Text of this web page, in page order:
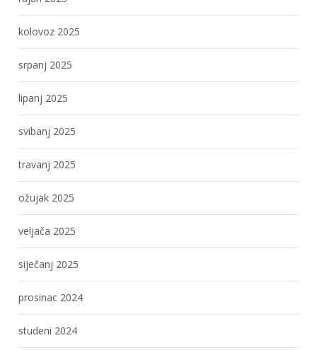
kolovoz 2025
srpanj 2025
lipanj 2025
svibanj 2025
travanj 2025
ožujak 2025
veljača 2025
siječanj 2025
prosinac 2024
studeni 2024